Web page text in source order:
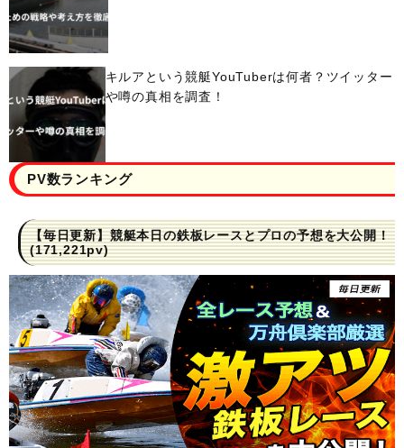
キルアという競艇YouTuberは何者？ツイッター
や噂の真相を調査！
PV数ランキング
【毎日更新】競艇本日の鉄板レースとプロの予想を大公開！
(171,221pv)